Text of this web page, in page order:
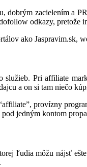
dobrým zacielením a
odkazy, pretože
ako Jaspravim.sk,
služieb. Pri affiliate
a on si tam niečo
provízny
jedným kontom
ľudia môžu nájsť